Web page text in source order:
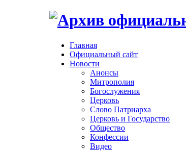
Главная
Официальный сайт
Новости
Анонсы
Митрополия
Богослужения
Церковь
Слово Патриарха
Церковь и Государство
Общество
Конфессии
Видео